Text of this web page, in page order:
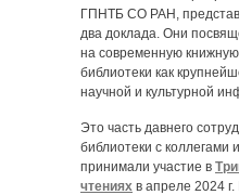
ГПНТБ СО РАН,
два доклада. Они
на современную
библиотеки как
научной и культурной
Это часть давнего
библиотеки с коллегами
принимали участие в
чтениях в апреле 2024